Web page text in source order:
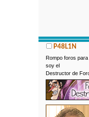
P48L1N
Rompo foros para
soy el
Destructor de